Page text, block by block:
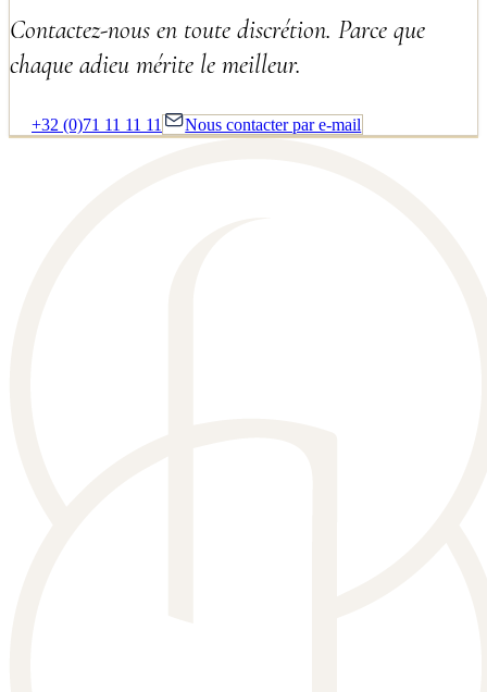
Contactez-nous en toute discrétion. Parce que
chaque adieu mérite le meilleur.
+32 (0)71 11 11 11 Nous contacter par e-mail